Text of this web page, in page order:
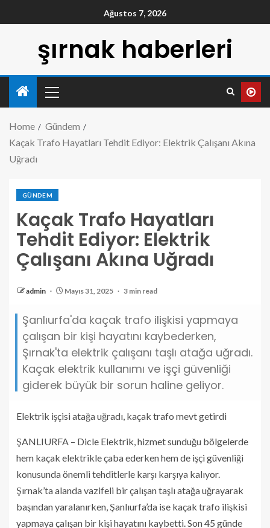
Ağustos 7, 2026
şırnak haberleri
Home
Gündem
Kaçak Trafo Hayatları Tehdit Ediyor: Elektrik Çalışanı Akına
Uğradı
GÜNDEM
Kaçak Trafo Hayatları
Tehdit Ediyor: Elektrik
Çalışanı Akına Uğradı
admin Mayıs 31, 2025 3 min read
Şanlıurfa'da kaçak trafo ilişkisi yapmaya
çalışan bir kişi hayatını kaybederken,
Şırnak'ta elektrik çalışanı taşlı atağa uğradı.
Kaçak elektrik kullanımı ve işçi güvenliği
giderek büyük bir sorun haline geliyor.
Elektrik işçisi atağa uğradı, kaçak trafo mevt getirdi
ŞANLIURFA – Dicle Elektrik, hizmet sunduğu bölgelerde
hem kaçak elektrikle çaba ederken hem de işçi güvenliği
konusunda önemli tehditlerle karşı karşıya kalıyor.
Şırnak’ta alanda vazifeli bir çalışan taşlı atağa uğrayarak
başından yaralanırken, Şanlıurfa’da ise kaçak trafo ilişkisi
yapmaya çalışan bir kişi hayatını kaybetti. Son 45 günde